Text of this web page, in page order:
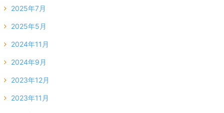
2025年7月
2025年5月
2024年11月
2024年9月
2023年12月
2023年11月